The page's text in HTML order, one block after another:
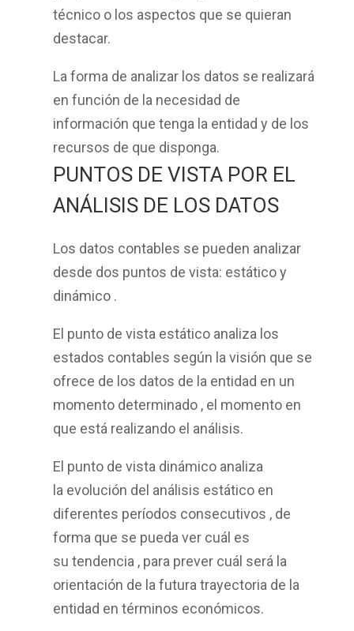
técnico o los aspectos que se quieran
destacar.
La forma de analizar los datos se realizará
en función de la necesidad de
información que tenga la entidad y de los
recursos de que disponga.
PUNTOS DE VISTA POR EL
ANÁLISIS DE LOS DATOS
Los datos contables se pueden analizar
desde dos puntos de vista: estático y
dinámico .
El punto de vista estático analiza los
estados contables según la visión que se
ofrece de los datos de la entidad en un
momento determinado , el momento en
que está realizando el análisis.
El punto de vista dinámico analiza
la evolución del análisis estático en
diferentes períodos consecutivos , de
forma que se pueda ver cuál es
su tendencia , para prever cuál será la
orientación de la futura trayectoria de la
entidad en términos económicos.